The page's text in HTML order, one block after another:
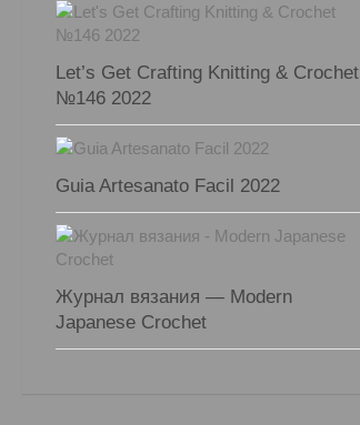
Let’s Get Crafting Knitting & Crochet
№146 2022
Guia Artesanato Facil 2022
Журнал вязания — Modern
Japanese Crochet